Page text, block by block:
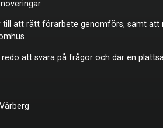
till att rätt förarbete genomförs, samt
redo att svara på frågor och där en